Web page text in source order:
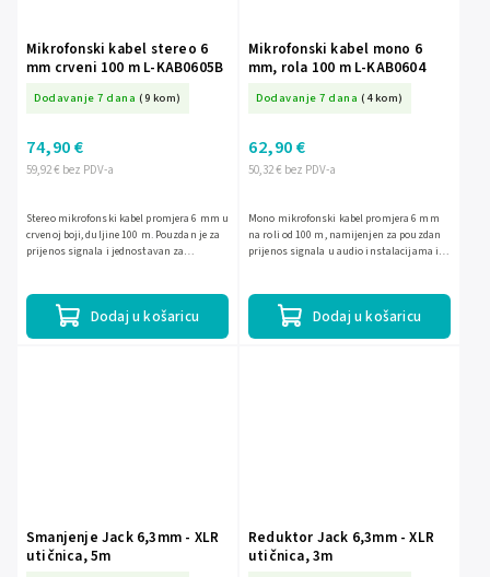
Mikrofonski kabel stereo 6
mm crveni 100 m L-KAB0605B
Dodavanje 7 dana (9 kom)
59,92 € bez PDV-a
74,90 €
Dodaj u košaricu
Stereo mikrofonski kabel promjera 6 mm u
crvenoj boji, duljine 100 m. Pouzdan je za
prijenos signala i jednostavan za
Mikrofonski kabel mono 6
mm, rola 100 m L-KAB0604
Dodavanje 7 dana (4 kom)
50,32 € bez PDV-a
62,90 €
Dodaj u košaricu
Mono mikrofonski kabel promjera 6 mm
na roli od 100 m, namijenjen za pouzdan
prijenos signala u audio instalacijama i
Smanjenje Jack 6,3mm - XLR
utičnica, 5m
Reduktor Jack 6,3mm - XLR
utičnica, 3m